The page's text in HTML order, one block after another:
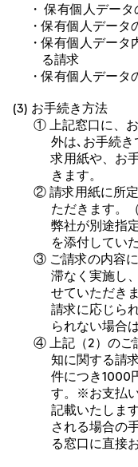
・ 保有個人デー
・保有個人データ
・保有個人デー
る請求
・保有個人デー
(3) お手続き方法
① 上記窓口に、
外は､お手続
求用紙や、お
きます。
② 請求用紙に所
ただきます。
弊社が別途指
を添付してい
③ ご請求の内容
滞なく実施し
せていただき
請求に応じら
られない場合
④ 上記（2）のご
知に関する請
件につき1000
す。※お支払
記載いたしま
される場合の
る窓口に直接